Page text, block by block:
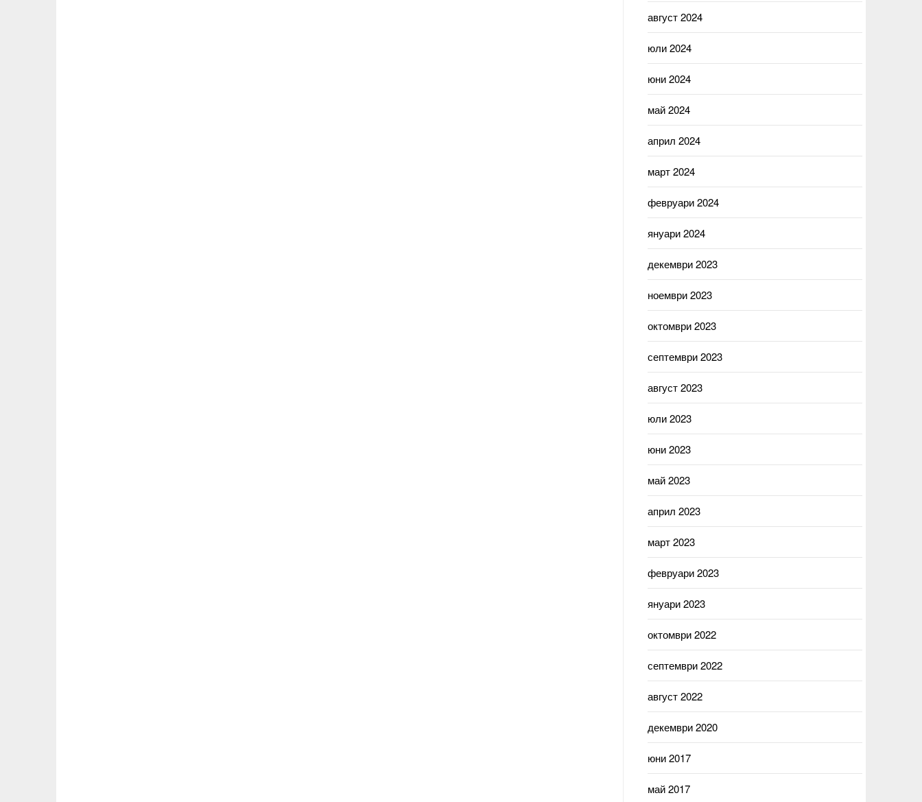
август 2024
юли 2024
юни 2024
май 2024
април 2024
март 2024
февруари 2024
януари 2024
декември 2023
ноември 2023
октомври 2023
септември 2023
август 2023
юли 2023
юни 2023
май 2023
април 2023
март 2023
февруари 2023
януари 2023
октомври 2022
септември 2022
август 2022
декември 2020
юни 2017
май 2017